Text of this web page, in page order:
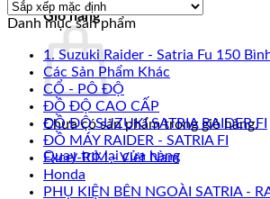
Giỏ hàng
Chưa có sản phẩm trong giỏ hàng.
Quay trở lại cửa hàng
Danh mục sản phẩm
1. Suzuki Raider - Satria Fu 150
Các Sản Phẩm Khác
CỔ - PÔ ĐỘ
ĐỒ ĐỘ CAO CẤP
ĐỒ ĐỘ SUZUKI SATRIA RAIDER FI
ĐỒ MÁY RAIDER - SATRIA FI
Excel-RIM - Viet Nam
Honda
PHỤ KIỆN BÊN NGOÀI SATRIA -